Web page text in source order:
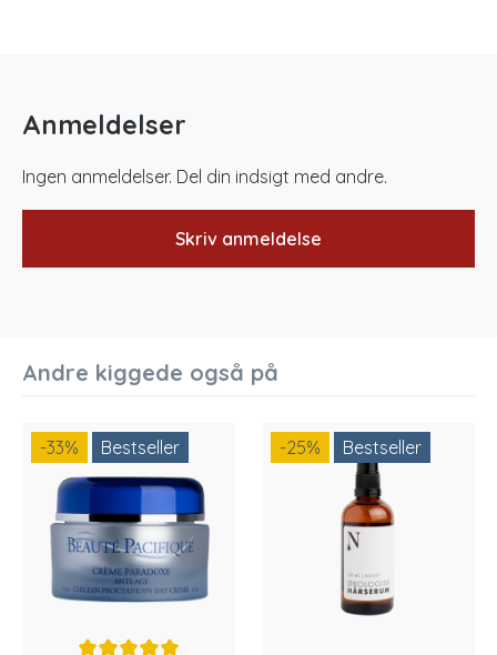
Anmeldelser
Ingen anmeldelser. Del din indsigt med andre.
Skriv anmeldelse
Andre kiggede også på
-33% Bestseller -25% Bestseller